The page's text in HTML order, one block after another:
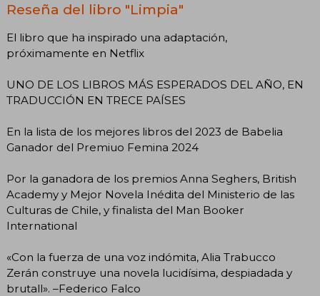
Reseña del libro "Limpia"
El libro que ha inspirado una adaptación,
próximamente en Netflix
UNO DE LOS LIBROS MÁS ESPERADOS DEL AÑO, EN
TRADUCCIÓN EN TRECE PAÍSES
En la lista de los mejores libros del 2023 de Babelia
Ganador del Premiuo Femina 2024
Por la ganadora de los premios Anna Seghers, British
Academy y Mejor Novela Inédita del Ministerio de las
Culturas de Chile, y finalista del Man Booker
International
«Con la fuerza de una voz indómita, Alia Trabucco
Zerán construye una novela lucidísima, despiadada y
brutall». –Federico Falco